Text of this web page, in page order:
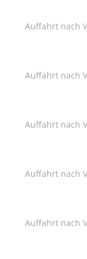
Auffahrt nach
Auffahrt nach
Auffahrt nach
Auffahrt nach
Auffahrt nach